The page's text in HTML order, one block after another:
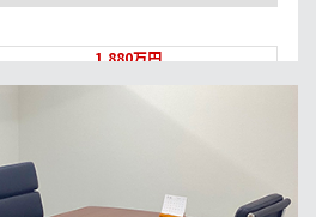
1,880万円
利回